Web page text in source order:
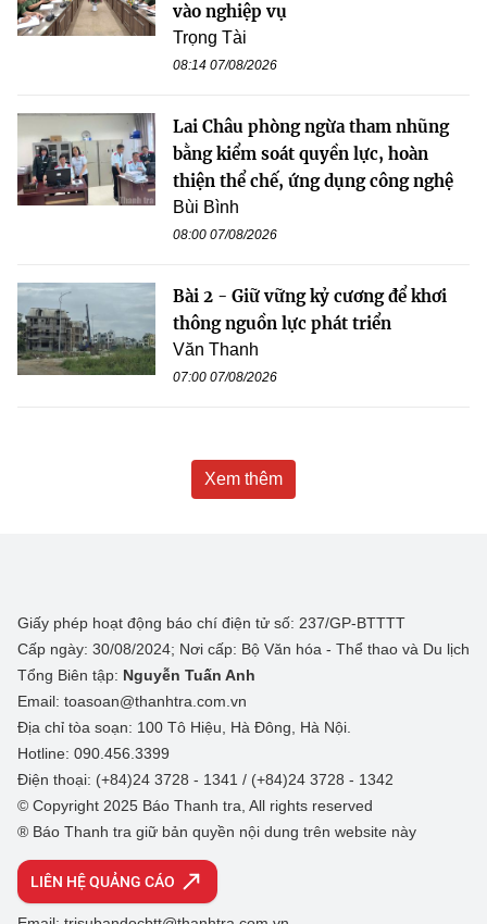
vào nghiệp vụ
Trọng Tài
08:14 07/08/2026
Lai Châu phòng ngừa tham nhũng
bằng kiểm soát quyền lực, hoàn
thiện thể chế, ứng dụng công nghệ
Bùi Bình
08:00 07/08/2026
Bài 2 - Giữ vững kỷ cương để khơi
thông nguồn lực phát triển
Văn Thanh
07:00 07/08/2026
Xem thêm
Giấy phép hoạt động báo chí điện tử số: 237/GP-BTTTT
Cấp ngày: 30/08/2024; Nơi cấp: Bộ Văn hóa - Thể thao và Du lịch
Tổng Biên tập: Nguyễn Tuấn Anh
Email: toasoan@thanhtra.com.vn
Địa chỉ tòa soạn: 100 Tô Hiệu, Hà Đông, Hà Nội.
Hotline: 090.456.3399
Điện thoại: (+84)24 3728 - 1341 / (+84)24 3728 - 1342
© Copyright 2025 Báo Thanh tra, All rights reserved
® Báo Thanh tra giữ bản quyền nội dung trên website này
LIÊN HỆ QUẢNG CÁO